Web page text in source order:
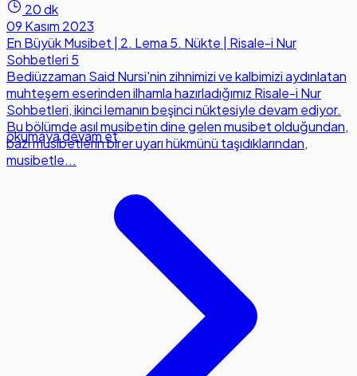
20 dk
09 Kasım 2023
En Büyük Musibet | 2. Lema 5. Nükte | Risale-i Nur
Sohbetleri 5
Bediüzzaman Said Nursi'nin zihnimizi ve kalbimizi aydınlatan
muhteşem eserinden ilhamla hazırladığımız Risale-i Nur
Sohbetleri, ikinci lemanın beşinci nüktesiyle devam ediyor.
Bu bölümde asıl musibetin dine gelen musibet olduğundan,
bazı musibetlerin birer uyarı hükmünü taşıdıklarından,
musibetle...
okumaya devam et